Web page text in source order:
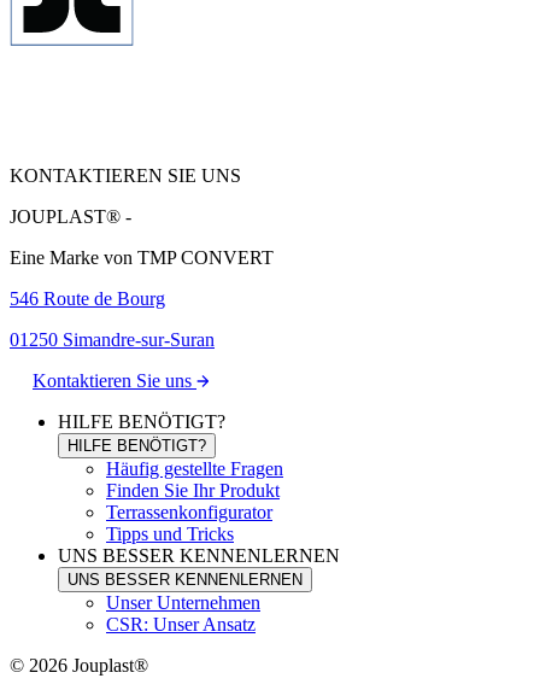
KONTAKTIEREN SIE UNS
JOUPLAST® -
Eine Marke von TMP CONVERT
546 Route de Bourg
01250 Simandre-sur-Suran
Kontaktieren Sie uns
HILFE BENÖTIGT?
HILFE BENÖTIGT?
Häufig gestellte Fragen
Finden Sie Ihr Produkt
Terrassenkonfigurator
Tipps und Tricks
UNS BESSER KENNENLERNEN
UNS BESSER KENNENLERNEN
Unser Unternehmen
CSR: Unser Ansatz
© 2026 Jouplast®